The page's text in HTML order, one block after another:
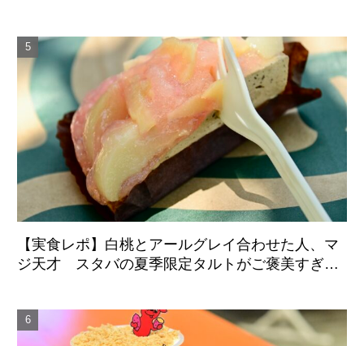
【実食レポ】白桃とアールグレイ合わせた人、マ
ジ天才 スタバの夏季限定タルトがご褒美すぎた